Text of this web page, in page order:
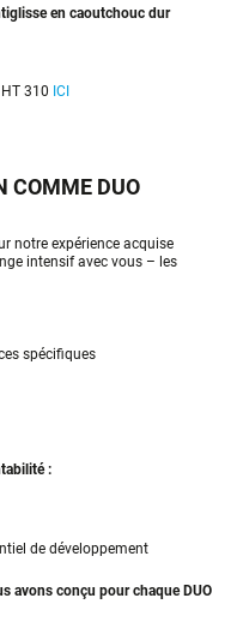
en caoutchouc dur
HT 310 ICI
COMME DUO
notre expérience acquise
intensif avec vous – les
spécifiques
:
de développement
avons conçu pour chaque DUO